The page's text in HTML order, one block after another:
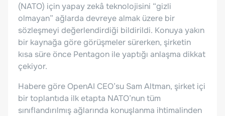
(NATO) için yapay zekâ teknolojisini “gizli
olmayan” ağlarda devreye almak üzere bir
sözleşmeyi değerlendirdiği bildirildi. Konuya yakın
bir kaynağa göre görüşmeler sürerken, şirketin
kısa süre önce Pentagon ile yaptığı anlaşma dikkat
çekiyor.
Habere göre OpenAI CEO’su Sam Altman, şirket içi
bir toplantıda ilk etapta NATO’nun tüm
sınıflandırılmış ağlarında konuşlanma ihtimalinden